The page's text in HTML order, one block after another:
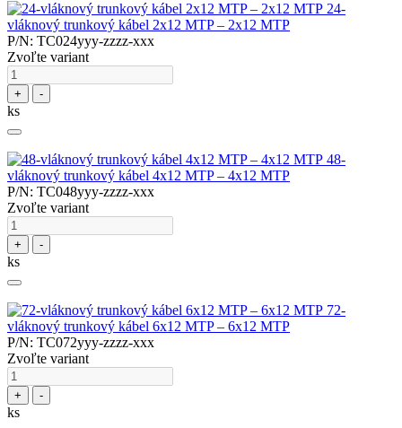
24-
vláknový trunkový kábel 2x12 MTP – 2x12 MTP
P/N: TC024yyy-zzzz-xxx
Zvoľte variant
+ -
ks
48-
vláknový trunkový kábel 4x12 MTP – 4x12 MTP
P/N: TC048yyy-zzzz-xxx
Zvoľte variant
+ -
ks
72-
vláknový trunkový kábel 6x12 MTP – 6x12 MTP
P/N: TC072yyy-zzzz-xxx
Zvoľte variant
+ -
ks